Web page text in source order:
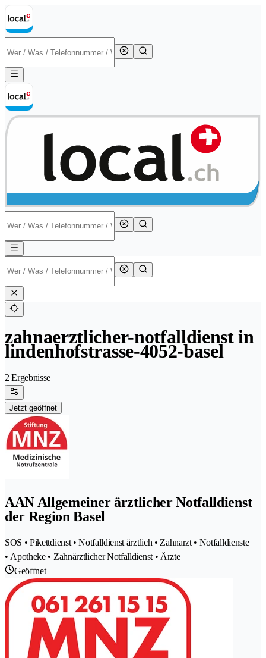
zahnaerztlicher-notfalldienst in
lindenhofstrasse-4052-basel
2 Ergebnisse
Jetzt geöffnet
AAN Allgemeiner ärztlicher Notfalldienst
der Region Basel
SOS • Pikettdienst • Notfalldienst ärztlich • Zahnarzt • Notfalldienste
• Apotheke • Zahnärztlicher Notfalldienst • Ärzte
Geöffnet